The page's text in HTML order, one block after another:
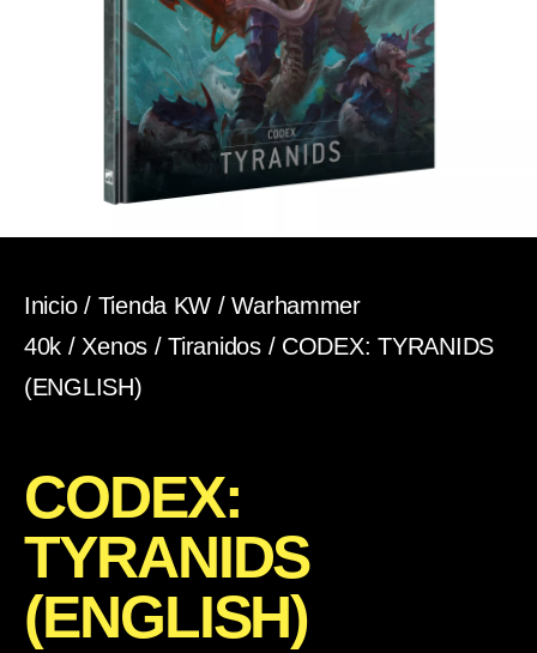
Inicio/ Tienda KW /Warhammer
40k /Xenos /Tiranidos/ CODEX: TYRANIDS
(ENGLISH)
CODEX:
TYRANIDS
(ENGLISH)